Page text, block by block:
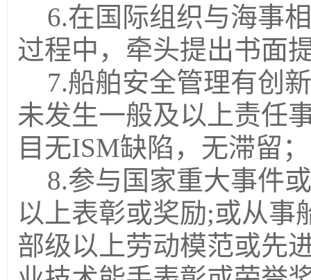
6.在国际组织与海事
过程中，牵头提出书面
7.船舶安全管理有创
未发生一般及以上责任
目无ISM缺陷 ， 无滞留 ；
8.参与国家重大事件
以上表彰或奖励;或从事
部级以上劳动模范或先